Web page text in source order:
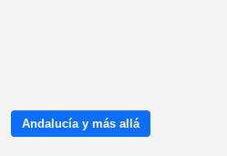
Andalucía y más allá